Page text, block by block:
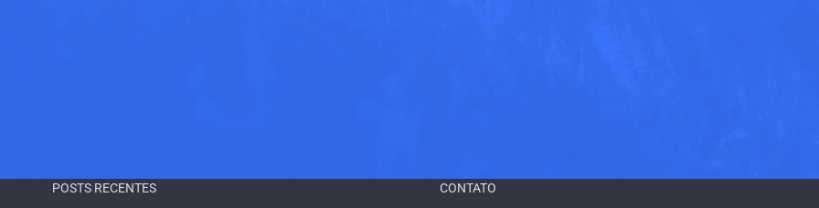
POSTS RECENTES CONTATO